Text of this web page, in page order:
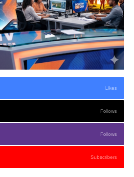
Likes
Follows
Follows
Subscribers